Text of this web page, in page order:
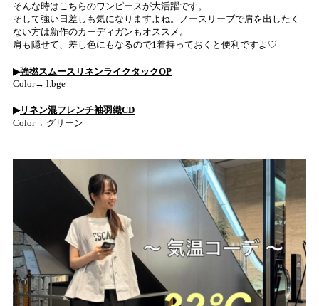
そんな時はこちらのワンピースが大活躍です。
そして強い日差しも気になりますよね。ノースリーブで肩を出したく
ない方は新作のカーディガンもオススメ。
肩も隠せて、差し色にもなるので1着持っておくと便利ですよ♡
▶︎強撚スムースリネンライクタックOP
Color→ l.bge
▶︎リネン混フレンチ袖羽織CD
Color→ グリーン